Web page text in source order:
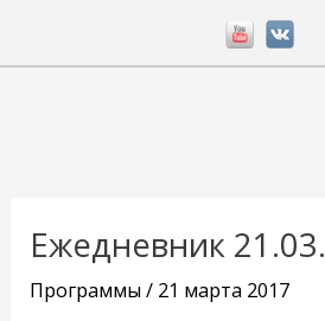
Ежедневник
Программы/ 21 марта 2017
записям